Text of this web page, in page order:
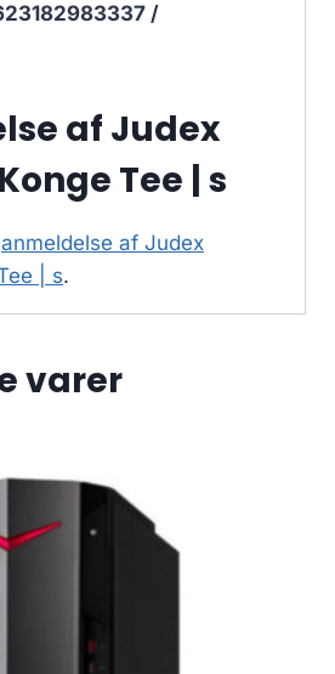
/
af Judex
Tee | s
anmeldelse af Judex
| s.
varer